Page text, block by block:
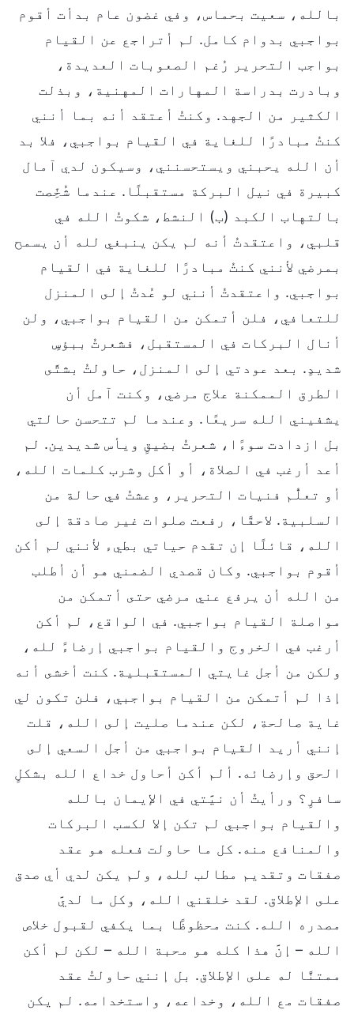
بالله، سعيت بحماس، وفي غضون عام بدأت أقوم
بواجبي بدوام كامل. لم أتراجع عن القيام
بواجب التحرير رُغم الصعوبات العديدة،
وبادرت بدراسة المهارات المهنية، وبذلت
الكثير من الجهد. وكنتُ أعتقد أنه بما أنني
كنتُ مبادرًا للغاية في القيام بواجبي، فلا بد
أن الله يحبني ويستحسنني، وسيكون لدي آمال
كبيرة في نيل البركة مستقبلًا. عندما شُخِّصت
بالتهاب الكبد (ب) النشط، شكوتُ الله في
قلبي، واعتقدتُ أنه لم يكن ينبغي لله أن يسمح
بمرضي لأنني كنتُ مبادرًا للغاية في القيام
بواجبي. واعتقدتُ أنني لو عُدتُ إلى المنزل
للتعافي، فلن أتمكن من القيام بواجبي، ولن
أنال البركات في المستقبل، فشعرتُ ببؤسٍ
شديدٍ. بعد عودتي إلى المنزل، حاولتُ بشتَّى
الطرق الممكنة علاج مرضي، وكنت آمل أن
يشفيني الله سريعًا. وعندما لم تتحسن حالتي
بل ازدادت سوءًا، شعرتُ بضيقٍ ويأس شديدين. لم
أعد أرغب في الصلاة، أو أكل وشرب كلمات الله،
أو تعلُّم فنيات التحرير، وعشتُ في حالة من
السلبية. لاحقًا، رفعت صلوات غير صادقة إلى
الله، قائلًا إن تقدم حياتي بطيء لأنني لم أكن
أقوم بواجبي. وكان قصدي الضمني هو أن أطلب
من الله أن يرفع عني مرضي حتى أتمكن من
مواصلة القيام بواجبي. في الواقع، لم أكن
أرغب في الخروج والقيام بواجبي إرضاءً لله،
ولكن من أجل غايتي المستقبلية. كنت أخشى أنه
إذا لم أتمكن من القيام بواجبي، فلن تكون لي
غاية صالحة، لكن عندما صليت إلى الله، قلت
إنني أريد القيام بواجبي من أجل السعي إلى
الحق وإرضائه. ألم أكن أحاول خداع الله بشكلٍ
سافرٍ؟ ورأيتُ أن نيَّتي في الإيمان بالله
والقيام بواجبي لم تكن إلا لكسب البركات
والمنافع منه. كل ما حاولت فعله هو عقد
صفقات وتقديم مطالب لله، ولم يكن لدي أي صدق
على الإطلاق. لقد خلقني الله، وكل ما لديَّ
مصدره الله. كنت محظوظًا بما يكفي لقبول خلاص
الله – إنَّ هذا كله هو محبة الله – لكن لم أكن
ممتنًّا له على الإطلاق. بل إنني حاولتُ عقد
صفقات مع الله، وخداعه، واستخدامه. لم يكن